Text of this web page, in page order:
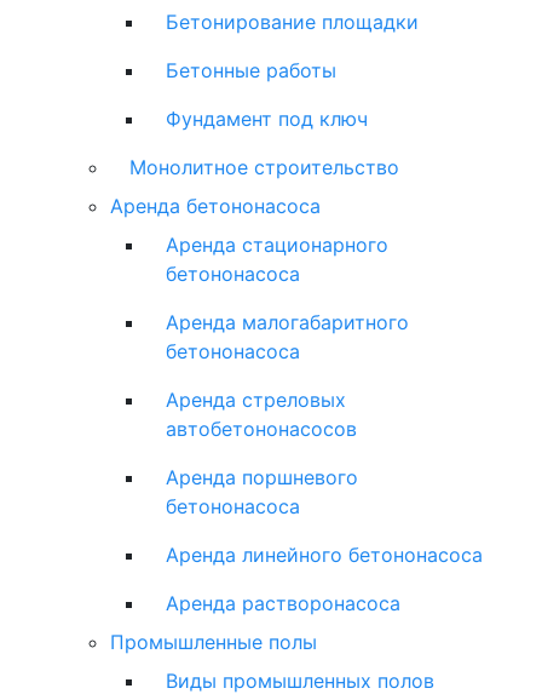
Бетонирование площадки
Бетонные работы
Фундамент под ключ
Монолитное строительство
Аренда бетононасоса
Аренда стационарного
бетононасоса
Аренда малогабаритного
бетононасоса
Аренда стреловых
автобетононасосов
Аренда поршневого
бетононасоса
Аренда линейного бетононасоса
Аренда растворонасоса
Промышленные полы
Виды промышленных полов